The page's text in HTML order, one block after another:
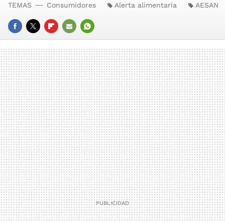
FACEBOOK
TWITTERFLIPBOARD
E-
MAIL
WHATSAPP
TEMAS Consumidores Alerta alimentaria AESAN